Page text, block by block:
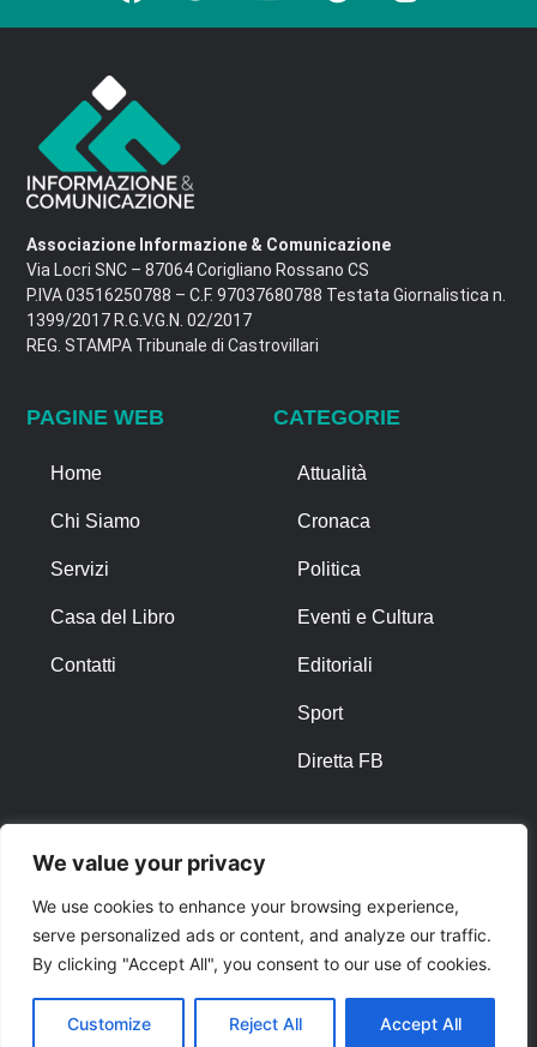
We value your privacy
We use cookies to enhance your browsing experience,
serve personalized ads or content, and analyze our traffic.
By clicking "Accept All", you consent to our use of cookies.
Customize Reject All Accept All
Associazione Informazione & Comunicazione
Via Locri SNC – 87064 Corigliano Rossano CS
P.IVA 03516250788 – C.F. 97037680788 Testata Giornalistica n.
1399/2017 R.G.V.G.N. 02/2017
REG. STAMPA Tribunale di Castrovillari
PAGINE WEB
Home
Chi Siamo
Servizi
Casa del Libro
Contatti
CATEGORIE
Attualità
Cronaca
Politica
Eventi e Cultura
Editoriali
Sport
Diretta FB
Privacy Policy